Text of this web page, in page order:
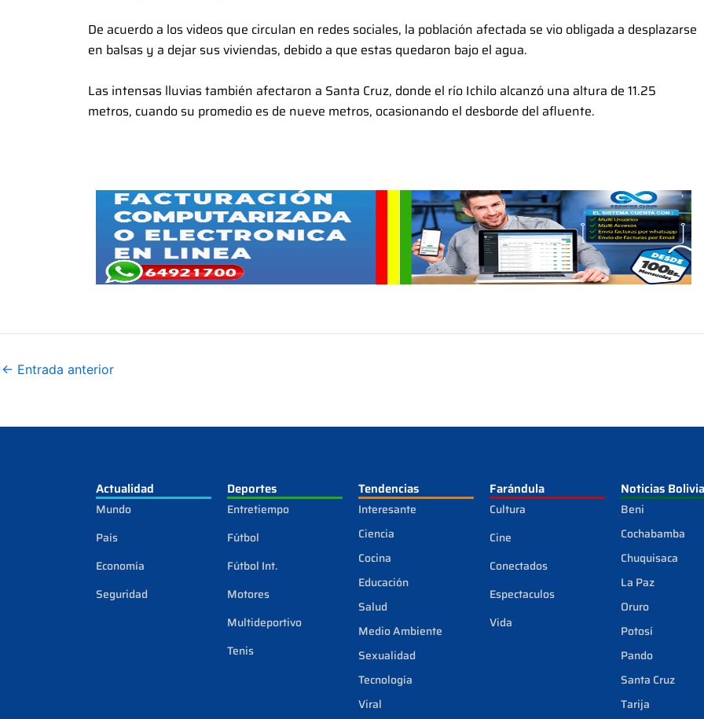
De acuerdo a los videos que circulan en redes sociales, la población afectada se vio obligada a desplazarse
en balsas y a dejar sus viviendas, debido a que estas quedaron bajo el agua.
Las intensas lluvias también afectaron a Santa Cruz, donde el río Ichilo alcanzó una altura de 11.25
metros, cuando su promedio es de nueve metros, ocasionando el desborde del afluente.
← Entrada anterior
Actualidad
Mundo
País
Economía
Seguridad
Deportes
Entretiempo
Fútbol
Fútbol Int.
Motores
Multideportivo
Tenis
Tendencias
Interesante
Ciencia
Cocina
Educación
Salud
Medio Ambiente
Sexualidad
Tecnología
Viral
Farándula
Cultura
Cine
Conectados
Espectaculos
Vida
Noticias Bolivia
Beni
Cochabamba
Chuquisaca
La Paz
Oruro
Potosí
Pando
Santa Cruz
Tarija